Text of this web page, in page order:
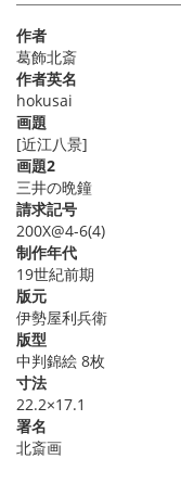
作者
葛飾北斎
作者英名
hokusai
画題
[近江八景]
画題2
三井の晩鐘
請求記号
200X@4-6(4)
制作年代
19世紀前期
版元
伊勢屋利兵衛
版型
中判錦絵 8枚
寸法
22.2×17.1
署名
北斎画